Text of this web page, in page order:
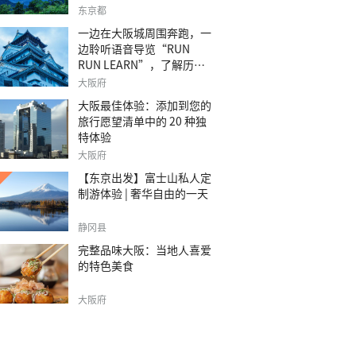
之旅。
东京都
一边在大阪城周围奔跑，一
边聆听语音导览“RUN
RUN LEARN”，了解历
史。
大阪府
大阪最佳体验：添加到您的
旅行愿望清单中的 20 种独
特体验
大阪府
【东京出发】富士山私人定
制游体验 | 奢华自由的一天
静冈县
完整品味大阪：当地人喜爱
的特色美食
大阪府